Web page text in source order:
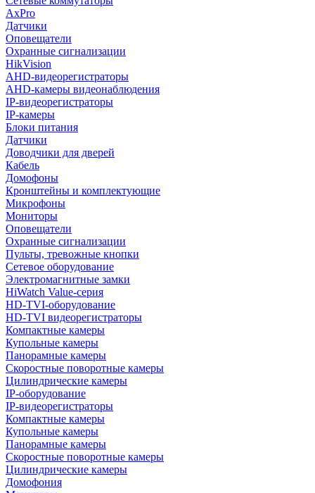
AxPro
Датчики
Оповещатели
Охранные сигнализации
HikVision
AHD-видеорегистраторы
AHD-камеры видеонаблюдения
IP-видеорегистраторы
IP-камеры
Блоки питания
Датчики
Доводчики для дверей
Кабель
Домофоны
Кронштейны и комплектующие
Микрофоны
Мониторы
Оповещатели
Охранные сигнализации
Пульты, тревожные кнопки
Сетевое оборудование
Электромагнитные замки
HiWatch Value-серия
HD-TVI-оборудование
HD-TVI видеорегистраторы
Компактные камеры
Купольные камеры
Панорамные камеры
Скоростные поворотные камеры
Цилиндрические камеры
IP-оборудование
IP-видеорегистраторы
Компактные камеры
Купольные камеры
Панорамные камеры
Скоростные поворотные камеры
Цилиндрические камеры
Домофония